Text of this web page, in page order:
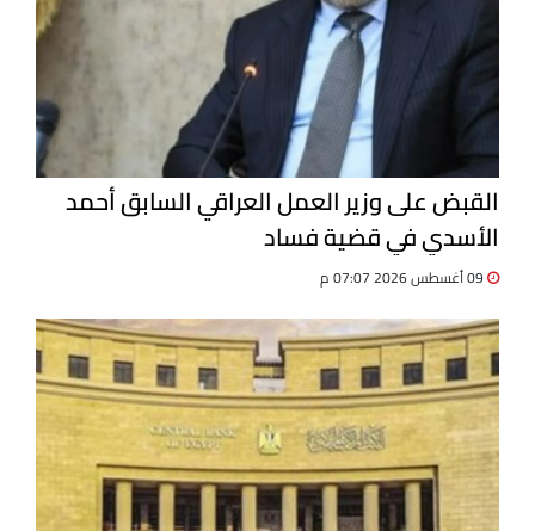
القبض على وزير العمل العراقي السابق أحمد
الأسدي في قضية فساد